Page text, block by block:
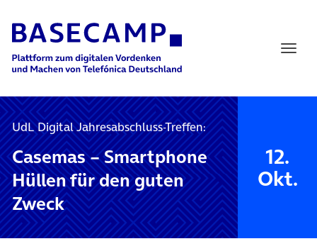
Main Navigation
UdL Digital Jahresabschluss-Treffen:
Casemas – Smartphone
Hüllen für den guten
Zweck
12.
Okt.